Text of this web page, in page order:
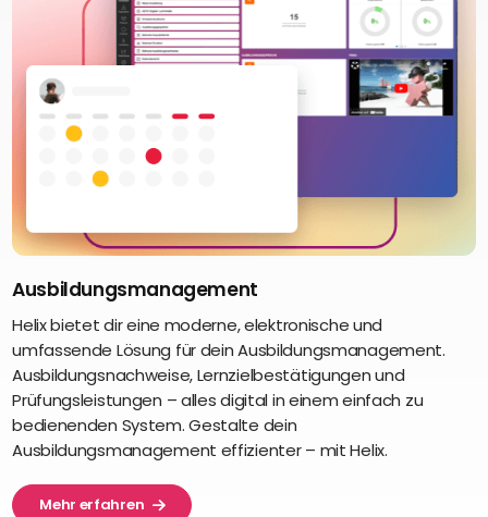
Ausbildungsmanagement
Helix bietet dir eine moderne, elektronische und
umfassende Lösung für dein Ausbildungsmanagement.
Ausbildungsnachweise, Lernzielbestätigungen und
Prüfungsleistungen – alles digital in einem einfach zu
bedienenden System. Gestalte dein
Ausbildungsmanagement effizienter – mit Helix.
Mehr erfahren